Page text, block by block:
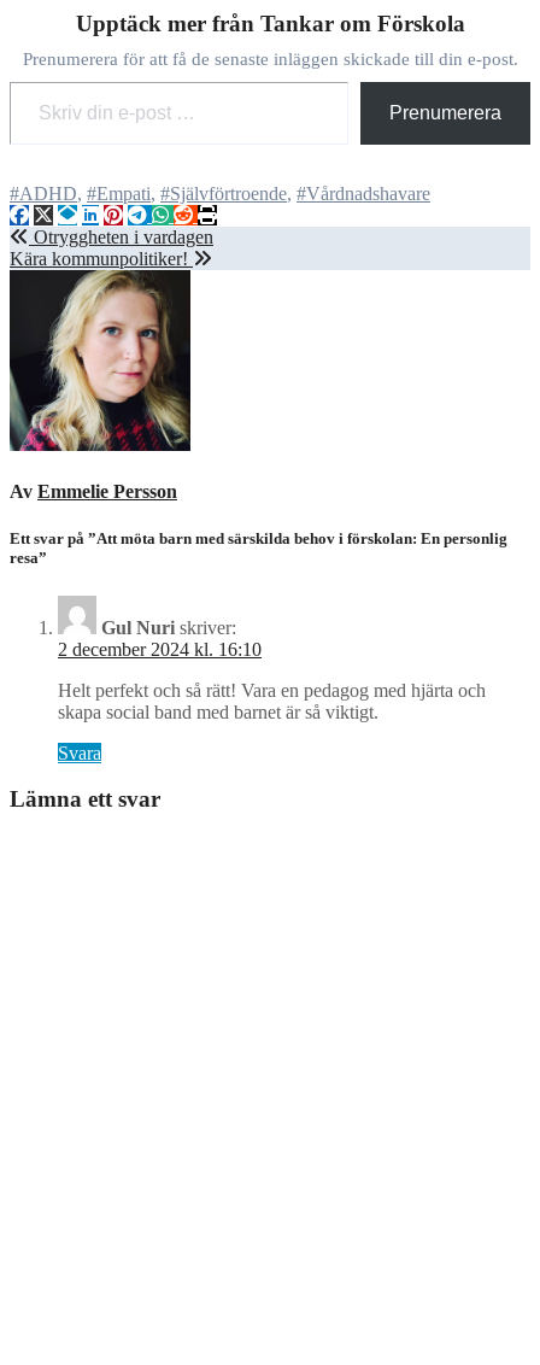
Upptäck mer från Tankar om Förskola
Prenumerera för att få de senaste inläggen skickade till din e-post.
Skriv din e-post …
Prenumerera
#ADHD, #Empati, #Självförtroende, #Vårdnadshavare
Inläggsnavigering
Otryggheten i vardagen
Kära kommunpolitiker!
Av Emmelie Persson
Ett svar på ”Att möta barn med särskilda behov i förskolan: En personlig
resa”
Gul Nuri skriver:
2 december 2024 kl. 16:10
Helt perfekt och så rätt! Vara en pedagog med hjärta och
skapa social band med barnet är så viktigt.
Svara
Lämna ett svar